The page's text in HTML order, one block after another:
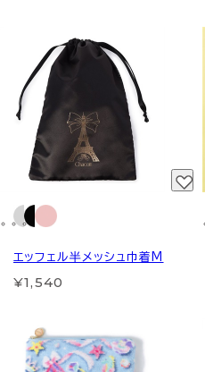
エッフェル半メッシュ巾着M
¥1,540